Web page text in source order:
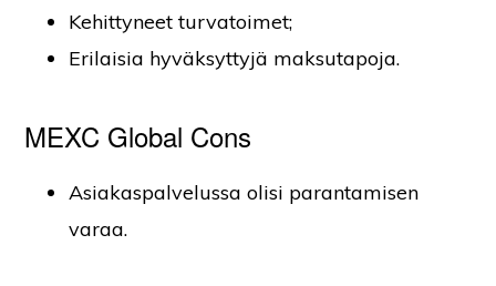
Kehittyneet turvatoimet;
Erilaisia hyväksyttyjä maksutapoja.
MEXC Global Cons
Asiakaspalvelussa olisi parantamisen
varaa.